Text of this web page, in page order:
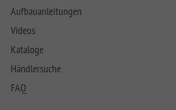
Aufbauanleitungen
Videos
Kataloge
Händlersuche
FAQ